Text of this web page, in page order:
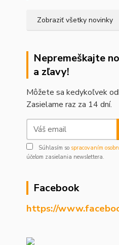
Zobraziť všetky novinky
Nepremeškajte
a zľavy!
Môžete sa kedykoľvek
Zasielame raz za 14 dní.
Súhlasím so spracovaním
účelom zasielania newslettera.
Facebook
https://